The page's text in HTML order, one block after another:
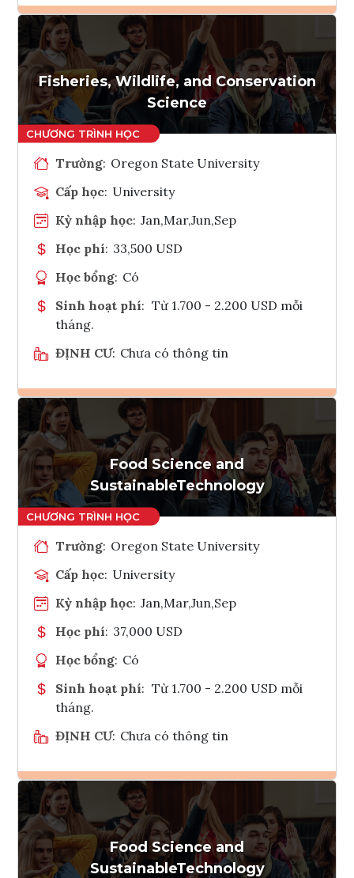
Ghi danh
Tham vấn Interlink
Fisheries, Wildlife, and Conservation
Science
Trường: Oregon State University
Cấp học: University
Kỳ nhập học: Jan,Mar,Jun,Sep
Học phí: 33,500 USD
Học bổng: Có
Sinh hoạt phí: Từ 1.700 - 2.200 USD mỗi
tháng.
ĐỊNH CƯ: Chưa có thông tin
Ghi danh
Tham vấn Interlink
Food Science and
SustainableTechnology
Trường: Oregon State University
Cấp học: University
Kỳ nhập học: Jan,Mar,Jun,Sep
Học phí: 37,000 USD
Học bổng: Có
Sinh hoạt phí: Từ 1.700 - 2.200 USD mỗi
tháng.
ĐỊNH CƯ: Chưa có thông tin
Ghi danh
Tham vấn Interlink
Food Science and
SustainableTechnology